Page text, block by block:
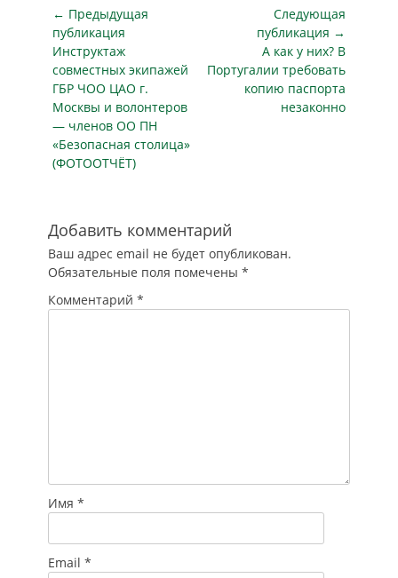
Навигация
по
записям
← Предыдущая
публикация
Предыдущая
публикация
Инструктаж
совместных экипажей
ГБР ЧОО ЦАО г.
Москвы и волонтеров
— членов ОО ПН
«Безопасная столица»
(ФОТООТЧЁТ)
Следующая
публикация →
Следующая
публикация
А как у них? В
Португалии требовать
копию паспорта
незаконно
Добавить комментарий
Ваш адрес email не будет опубликован.
Обязательные поля помечены *
Комментарий *
Имя *
Email *